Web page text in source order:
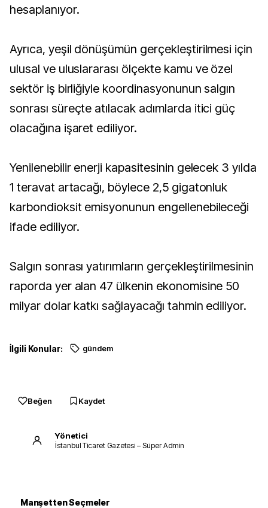
hesaplanıyor.
Ayrıca, yeşil dönüşümün gerçekleştirilmesi için
ulusal ve uluslararası ölçekte kamu ve özel
sektör iş birliğiyle koordinasyonunun salgın
sonrası süreçte atılacak adımlarda itici güç
olacağına işaret ediliyor.
Yenilenebilir enerji kapasitesinin gelecek 3 yılda
1 teravat artacağı, böylece 2,5 gigatonluk
karbondioksit emisyonunun engellenebileceği
ifade ediliyor.
Salgın sonrası yatırımların gerçekleştirilmesinin
raporda yer alan 47 ülkenin ekonomisine 50
milyar dolar katkı sağlayacağı tahmin ediliyor.
İlgili Konular: gündem
Beğen Kaydet
Yönetici
İstanbul Ticaret Gazetesi – Süper Admin
Manşetten Seçmeler